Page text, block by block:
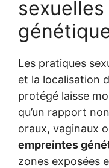
Les pratiques
et la localisation
protégé laisse
qu’un rapport
oraux, vaginaux
empreintes
zones exposées